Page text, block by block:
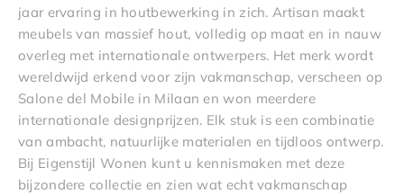
jaar ervaring in houtbewerking in zich. Artisan maakt
meubels van massief hout, volledig op maat en in nauw
overleg met internationale ontwerpers. Het merk wordt
wereldwijd erkend voor zijn vakmanschap, verscheen op
Salone del Mobile in Milaan en won meerdere
internationale designprijzen. Elk stuk is een combinatie
van ambacht, natuurlijke materialen en tijdloos ontwerp.
Bij Eigenstijl Wonen kunt u kennismaken met deze
bijzondere collectie en zien wat echt vakmanschap